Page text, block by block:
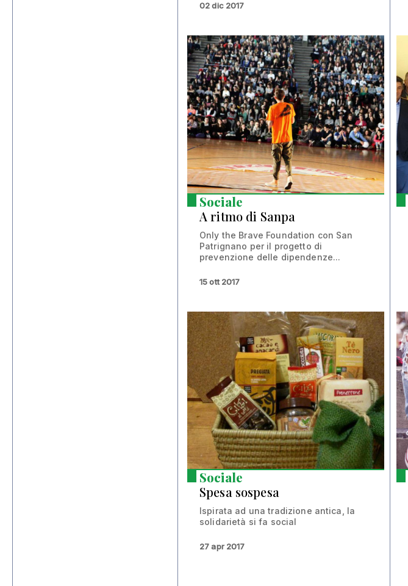
02 dic 2017
Sociale
A ritmo di Sanpa
Only the Brave Foundation con San
Patrignano per il progetto di
prevenzione delle dipendenze...
15 ott 2017
Sociale
Spesa sospesa
Ispirata ad una tradizione antica, la
solidarietà si fa social
27 apr 2017